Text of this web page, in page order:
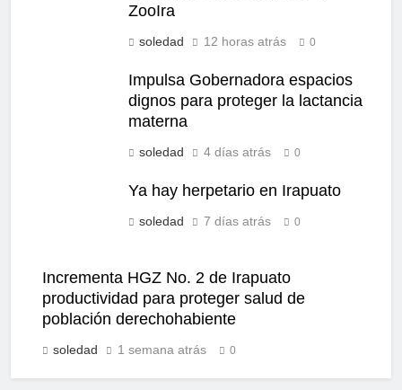
ZooIra
soledad 12 horas atrás 0
Impulsa Gobernadora espacios
dignos para proteger la lactancia
materna
soledad 4 días atrás 0
Ya hay herpetario en Irapuato
soledad 7 días atrás 0
Incrementa HGZ No. 2 de Irapuato
productividad para proteger salud de
población derechohabiente
soledad 1 semana atrás 0